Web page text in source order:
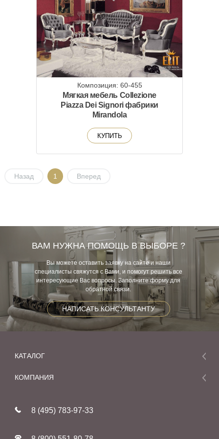
Композиция: 60-455
Мягкая мебель Collezione
Piazza Dei Signori фабрики
Mirandola
КУПИТЬ
Назад 1 Вперед
ВАМ НУЖНА ПОМОЩЬ В ВЫБОРЕ ?
Вы можете оставить заявку на сайте и наши
специалисты свяжутся с Вами, и помогут решить все
интересующие Вас вопросы. Заполните форму для
обратной связи.
НАПИСАТЬ КОНСУЛЬТАНТУ
КАТАЛОГ
Мебель
Фабрики
КОМПАНИЯ
Реставрация
8 (495) 783-97-33